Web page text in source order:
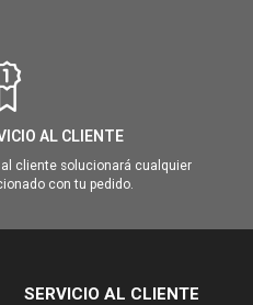
AL CLIENTE
cliente solucionará cualquier
con tu pedido.
SERVICIO AL CLIENTE